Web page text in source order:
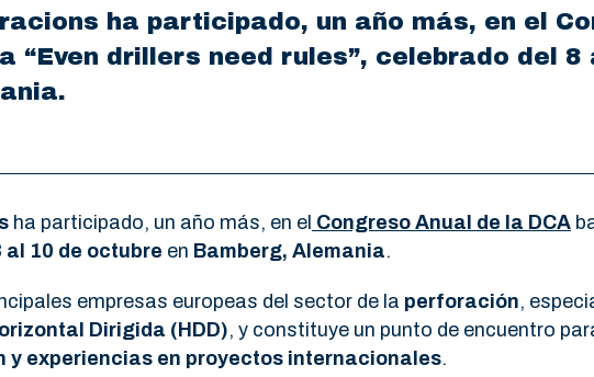
ha participado, un año más, en el
“Even drillers need rules”, celebrado del
ha participado, un año más, en el Congreso Anual de la DCA
al 10 de octubre en Bamberg, Alemania.
empresas europeas del sector de la perforación,
Dirigida (HDD), y constituye un punto de encuentro
y experiencias en proyectos internacionales.